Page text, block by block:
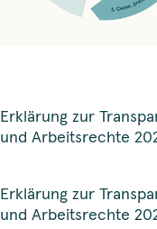
Erklärung zur
und Arbeitsrechte
Erklärung zur
und Arbeitsrechte